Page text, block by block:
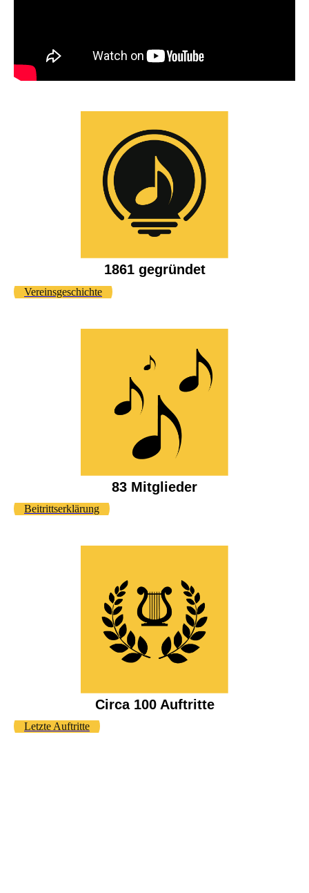
1861 gegründet
Vereinsgeschichte
83 Mitglieder
Beitrittserklärung
Circa 100 Auftritte
Letzte Auftritte